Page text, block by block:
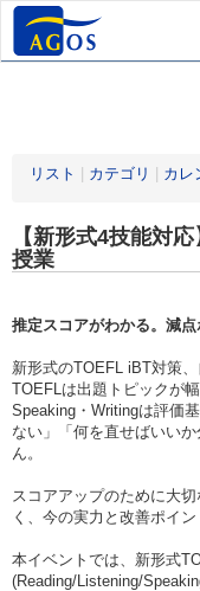
リスト カテゴリ カレ
【新形式4技能対
授業
推定スコアがわかる。減点
新形式のTOEFL iBT対策
TOEFLは出題トピックが
Speaking・Writingは評価
ない」「何を直せばいい
ん。
スコアアップのために大
く、今の実力と改善ポイン
本イベントでは、新形式
(Reading/Listening/